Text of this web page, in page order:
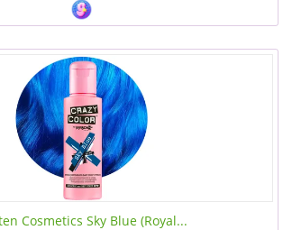
Cosmetics Sky Blue (Royal...